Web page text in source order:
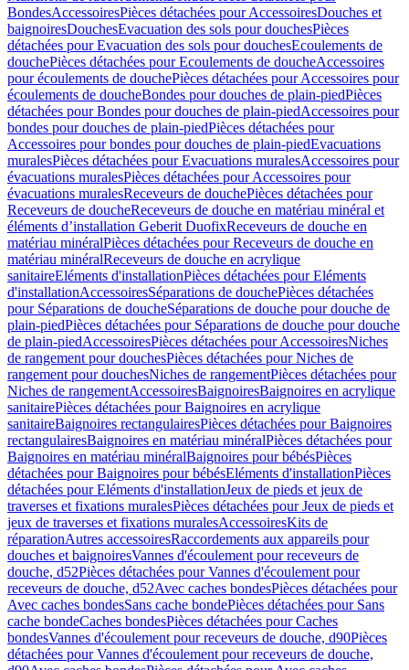
BondesAccessoiresPièces détachées pour AccessoiresDouches et
baignoiresDouchesEvacuation des sols pour douchesPièces
détachées pour Evacuation des sols pour douchesEcoulements de
douchePièces détachées pour Ecoulements de doucheAccessoires
pour écoulements de douchePièces détachées pour Accessoires pour
écoulements de doucheBondes pour douches de plain-piedPièces
détachées pour Bondes pour douches de plain-piedAccessoires pour
bondes pour douches de plain-piedPièces détachées pour
Accessoires pour bondes pour douches de plain-piedEvacuations
muralesPièces détachées pour Evacuations muralesAccessoires pour
évacuations muralesPièces détachées pour Accessoires pour
évacuations muralesReceveurs de douchePièces détachées pour
Receveurs de doucheReceveurs de douche en matériau minéral et
éléments d’installation Geberit DuofixReceveurs de douche en
matériau minéralPièces détachées pour Receveurs de douche en
matériau minéralReceveurs de douche en acrylique
sanitaireEléments d'installationPièces détachées pour Eléments
d'installationAccessoiresSéparations de douchePièces détachées
pour Séparations de doucheSéparations de douche pour douche de
plain-piedPièces détachées pour Séparations de douche pour douche
de plain-piedAccessoiresPièces détachées pour AccessoiresNiches
de rangement pour douchesPièces détachées pour Niches de
rangement pour douchesNiches de rangementPièces détachées pour
Niches de rangementAccessoiresBaignoiresBaignoires en acrylique
sanitairePièces détachées pour Baignoires en acrylique
sanitaireBaignoires rectangulairesPièces détachées pour Baignoires
rectangulairesBaignoires en matériau minéralPièces détachées pour
Baignoires en matériau minéralBaignoires pour bébésPièces
détachées pour Baignoires pour bébésEléments d'installationPièces
détachées pour Eléments d'installationJeux de pieds et jeux de
traverses et fixations muralesPièces détachées pour Jeux de pieds et
jeux de traverses et fixations muralesAccessoiresKits de
réparationAutres accessoiresRaccordements aux appareils pour
douches et baignoiresVannes d'écoulement pour receveurs de
douche, d52Pièces détachées pour Vannes d'écoulement pour
receveurs de douche, d52Avec caches bondesPièces détachées pour
Avec caches bondesSans cache bondePièces détachées pour Sans
cache bondeCaches bondesPièces détachées pour Caches
bondesVannes d'écoulement pour receveurs de douche, d90Pièces
détachées pour Vannes d'écoulement pour receveurs de douche,